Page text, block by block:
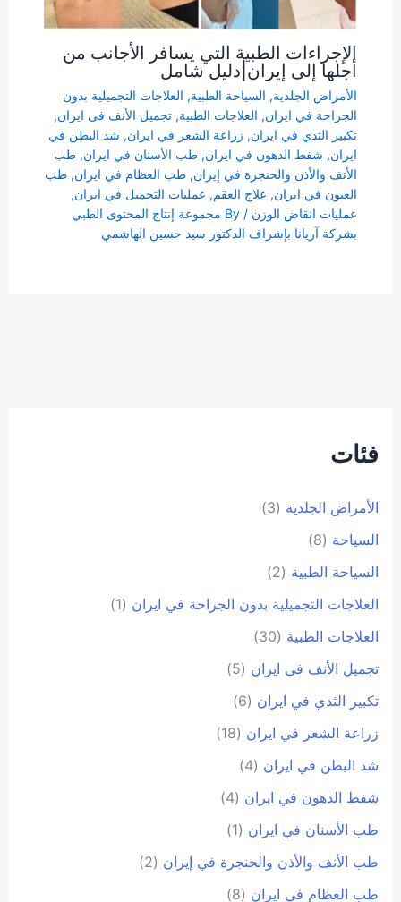
فئات
الأمراض الجلدية (3)
السياحة (8)
السياحة الطبية (2)
العلاجات التجميلية بدون الجراحة في ايران (1)
العلاجات الطبية (30)
تجمیل الأنف فی ایران (5)
تكبير الثدي في ايران (6)
زراعة الشعر في ايران (18)
شد البطن في ايران (4)
شفط الدهون في ايران (4)
طب الأسنان في ايران (1)
طب الأنف والأذن والحنجرة في إيران (2)
طب العظام في ايران (8)
الإجراءات الطبية التي يسافر الأجانب من
أجلها إلى إيران|دليل شامل
الأمراض الجلدية, السياحة الطبية, العلاجات التجميلية بدون
الجراحة في ايران, العلاجات الطبية, تجمیل الأنف فی ایران,
تكبير الثدي في ايران, زراعة الشعر في ايران, شد البطن في
ايران, شفط الدهون في ايران, طب الأسنان في ايران, طب
الأنف والأذن والحنجرة في إيران, طب العظام في ايران, طب
العيون في ايران, علاج العقم, عمليات التجميل في ايران,
عمليات انقاض الوزن / By
مجموعة إنتاج المحتوى الطبي
بشركة آریانا بإشراف الدكتور سيد حسين الهاشمي